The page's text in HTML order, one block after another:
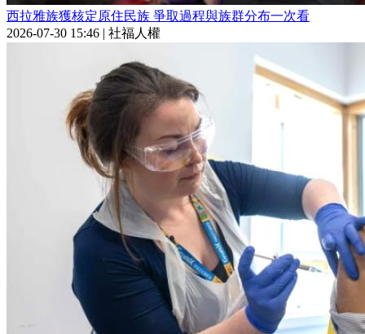
西拉雅族獲核定原住民族 爭取過程與族群分布一次看
2026-07-30 15:46 | 社福人權